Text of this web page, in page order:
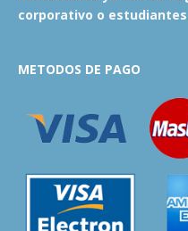
corporativo o
METODOS DE PAGO